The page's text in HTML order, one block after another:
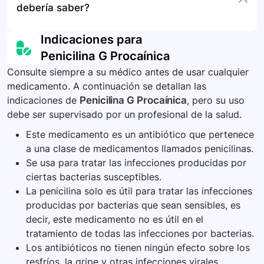
terapia por cuenta propia. La administración del
vía intramuscular profunda.
pensar claramente, enrojecimiento o
cardíacos muy rápidos, coloración morada o
negra en la piel del lugar de la inyección pueden
ser graves. Consulte a su médico si experimenta
estos síntomas.
almacenamiento y disposición.
sobredosis. En situaciones de sobredosis, es
inmediatamente.
debería saber?
usa este medicamento durante la lactancia. No
se recomienda la prueba de alergia a la
penicilina de rutina; sin embargo, una historia
clínica detallada es crucial para identificar
posibles reacciones alérgicas. En caso de
antecedentes de reacciones alérgicas
sistémicas, no se deberá administrar este
medicamento. El nivel de evidencia es muy bajo,
pero hay una recomendación fuerte a favor.
Indicaciones para
Penicilina G Procaínica
Consulte siempre a su médico antes de usar cualquier
medicamento. A continuación se detallan las
indicaciones de Penicilina G Procaínica, pero su uso
debe ser supervisado por un profesional de la salud.
Este medicamento es un antibiótico que pertenece
a una clase de medicamentos llamados penicilinas.
Se usa para tratar las infecciones producidas por
ciertas bacterias susceptibles.
La penicilina solo es útil para tratar las infecciones
producidas por bacterias que sean sensibles, es
decir, este medicamento no es útil en el
tratamiento de todas las infecciones por bacterias.
Los antibióticos no tienen ningún efecto sobre los